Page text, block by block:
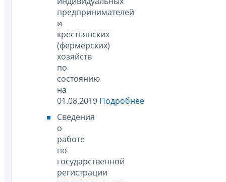
предпринимателей
и
крестьянских
(фермерских)
хозяйств
по
состоянию
на
01.08.2019 Подробнее
Сведения
о
работе
по
государственной
регистрации